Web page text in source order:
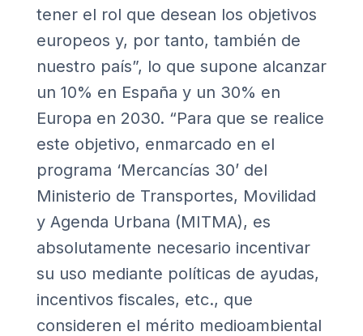
tener el rol que desean los objetivos
europeos y, por tanto, también de
nuestro país”, lo que supone alcanzar
un 10% en España y un 30% en
Europa en 2030. “Para que se realice
este objetivo, enmarcado en el
programa ‘Mercancías 30’del
Ministerio de Transportes, Movilidad
y Agenda Urbana (MITMA), es
absolutamente necesario incentivar
su uso mediante políticas de ayudas,
incentivos fiscales, etc., que
consideren el mérito medioambiental